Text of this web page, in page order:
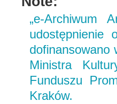
„e-Archiwum
udostępnienie
dofinansowano
Ministra
Funduszu
Kraków.